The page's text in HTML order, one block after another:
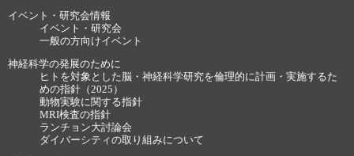
イベント・研究会情報
イベント・研究会
一般の方向けイベント
神経科学の発展のために
ヒトを対象とした脳・神経科学研究を倫理的に計画・実施するた
めの指針（2025）
動物実験に関する指針
MRI検査の指針
ランチョン大討論会
ダイバーシティの取り組みについて